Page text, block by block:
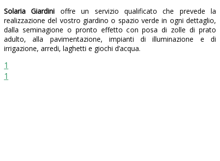
Solaria Giardini offre un servizio qualificato che prevede la
realizzazione del vostro giardino o spazio verde in ogni dettaglio,
dalla seminagione o pronto effetto con posa di zolle di prato
adulto, alla pavimentazione, impianti di illuminazione e di
irrigazione, arredi, laghetti e giochi d’acqua.
1
1